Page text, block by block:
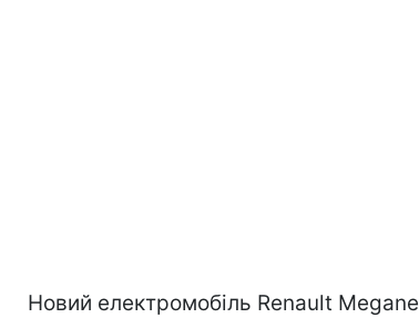
Новий електромобіль Renault Megane